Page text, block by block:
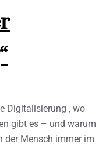
Digitalisierung , wo
gibt es – und warum
der Mensch immer im